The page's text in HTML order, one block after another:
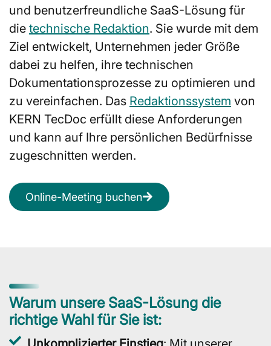
und benutzerfreundliche SaaS-Lösung für
die technische Redaktion. Sie wurde mit dem
Ziel entwickelt, Unternehmen jeder Größe
dabei zu helfen, ihre technischen
Dokumentationsprozesse zu optimieren und
zu vereinfachen. Das Redaktionssystem von
KERN TecDoc erfüllt diese Anforderungen
und kann auf Ihre persönlichen Bedürfnisse
zugeschnitten werden.
Online-Meeting buchen
Warum unsere SaaS-Lösung die
richtige Wahl für Sie ist: